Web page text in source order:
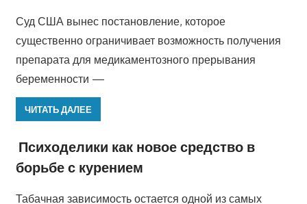
Суд США вынес постановление, которое
существенно ограничивает возможность получения
препарата для медикаментозного прерывания
беременности —
ЧИТАТЬ ДАЛЕЕ
Психоделики как новое средство в
борьбе с курением
Табачная зависимость остается одной из самых